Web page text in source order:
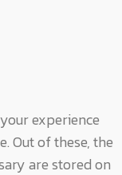
experience
Out of these, the
are stored on